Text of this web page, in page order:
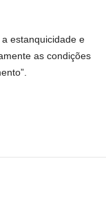
estanquicidade e
as condições